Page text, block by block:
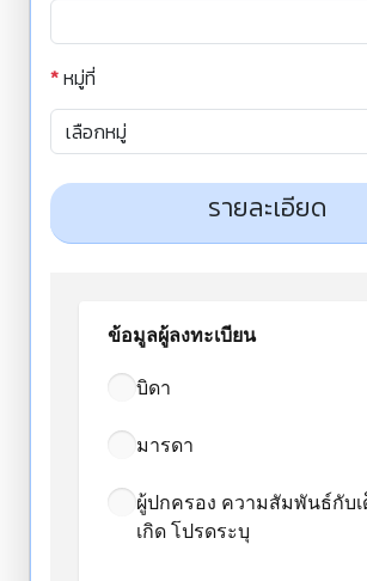
*หมู่ที่
รายละเอียด
ข้อมูลผู้ลงทะเบียน
บิดา
มารดา
ผู้ปกครอง ความสัมพันธ์กับ
เกิด โปรดระบุ